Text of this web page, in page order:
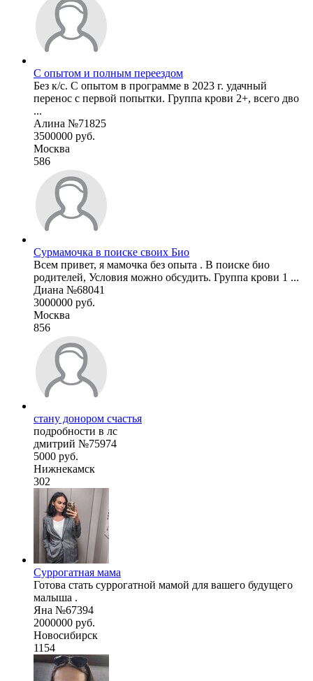
С опытом и полным переездом
Без к/с. С опытом в программе в 2023 г. удачный
перенос с первой попытки. Группа крови 2+, всего дво
...
Алина №71825
3500000 руб.
Москва
586
Сурмамочка в поиске своих Био
Всем привет, я мамочка без опыта . В поиске био
родителей, Условия можно обсудить. Группа крови 1 ...
Диана №68041
3000000 руб.
Москва
856
стану донором счастья
подробности в лс
дмитрий №75974
5000 руб.
Нижнекамск
302
Суррогатная мама
Готова стать суррогатной мамой для вашего будущего
малыша .
Яна №67394
2000000 руб.
Новосибирск
1154